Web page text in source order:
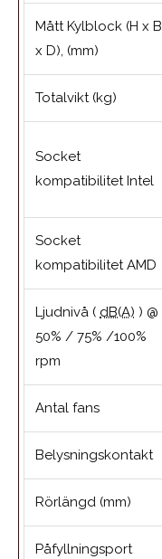
Mått Kylblock (H x B
x D), (mm)
Totalvikt (kg)
Socket
kompatibilitet Intel
Socket
kompatibilitet AMD
Ljudnivå ( dB(A) ) @
50% / 75% /100%
rpm
Antal fans
Belysningskontakt
Rörlängd (mm)
Påfyllningsport